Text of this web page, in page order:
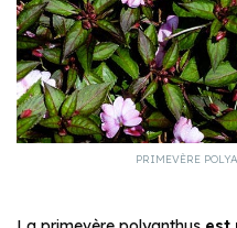
PRIMEVÈRE